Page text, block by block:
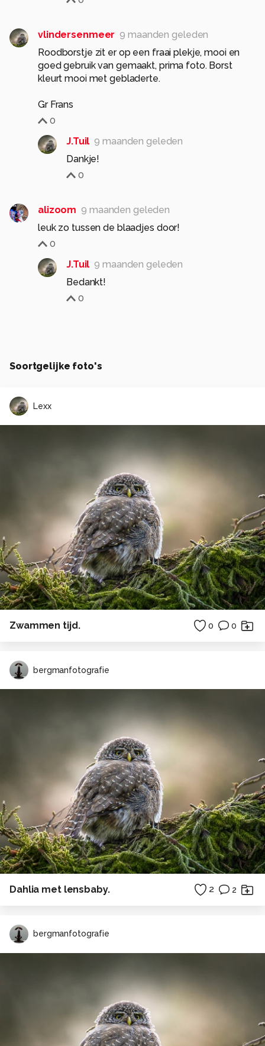
vlindersenmeer 9 maanden geleden
Roodborstje zit er op een fraai plekje, mooi en
goed gebruik van gemaakt, prima foto. Borst
kleurt mooi met gebladerte.
Gr Frans
0
J.Tuil 9 maanden geleden
Dankje!
0
alizoom 9 maanden geleden
leuk zo tussen de blaadjes door!
0
J.Tuil 9 maanden geleden
Bedankt!
0
Soortgelijke foto's
Lexx
Zwammen tijd. 0 0
bergmanfotografie
Dahlia met lensbaby. 2 2
bergmanfotografie